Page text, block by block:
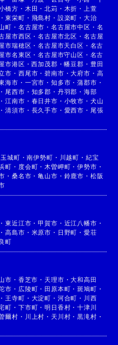
橋方 ・ 木田 ・北苅 ・ 木折 ・
上萱
・東栄町 ・ 飛島村 ・ 設楽町 ・ 大治
町 ・ 名古屋市 ・ 名古屋市中区 ・ 名
屋市西区 ・名古屋市北区 ・ 名古屋
市瑞穂区 ・名古屋市天白区 ・ 名古
市名東区 ・名古屋市守山区 ・ 名古
市港区 ・西加茂郡 ・幡豆郡 ・ 豊田
市 ・ 西尾市 ・碧南市 ・大府市 ・ 高
海市 ・ 一宮市 ・ 知多市 ・蒲郡市 ・
・ 尾西市 ・ 知多郡 ・ 丹羽郡 ・ 海部
・江南市 ・ 春日井市 ・ 小牧市 ・ 犬山
・清須市 ・ 長久手市 ・ 愛西市 ・ 尾張
玉城町 ・南伊勢町 ・ 川越町 ・ 紀宝
町 ・ 度会町 ・ 木曽岬町 ・伊勢市 ・
・桑名市 ・亀山市 ・ 鈴鹿市 ・ 松阪
・東近江市 ・甲賀市 ・ 近江八幡市 ・
・高島市 ・ 米原市 ・ 日野町 ・ 愛荘
町
市 ・ 香芝市 ・ 天理市 ・大和高田
市 ・ 広陵町 ・ 田原本町 ・斑鳩町 ・
・ 王寺町 ・ 大淀町 ・ 河合町 ・ 川西
町 ・ 下市町 ・明日香村 ・十津川
爾村 ・ 川上村 ・ 天川村 ・黒滝村 ・